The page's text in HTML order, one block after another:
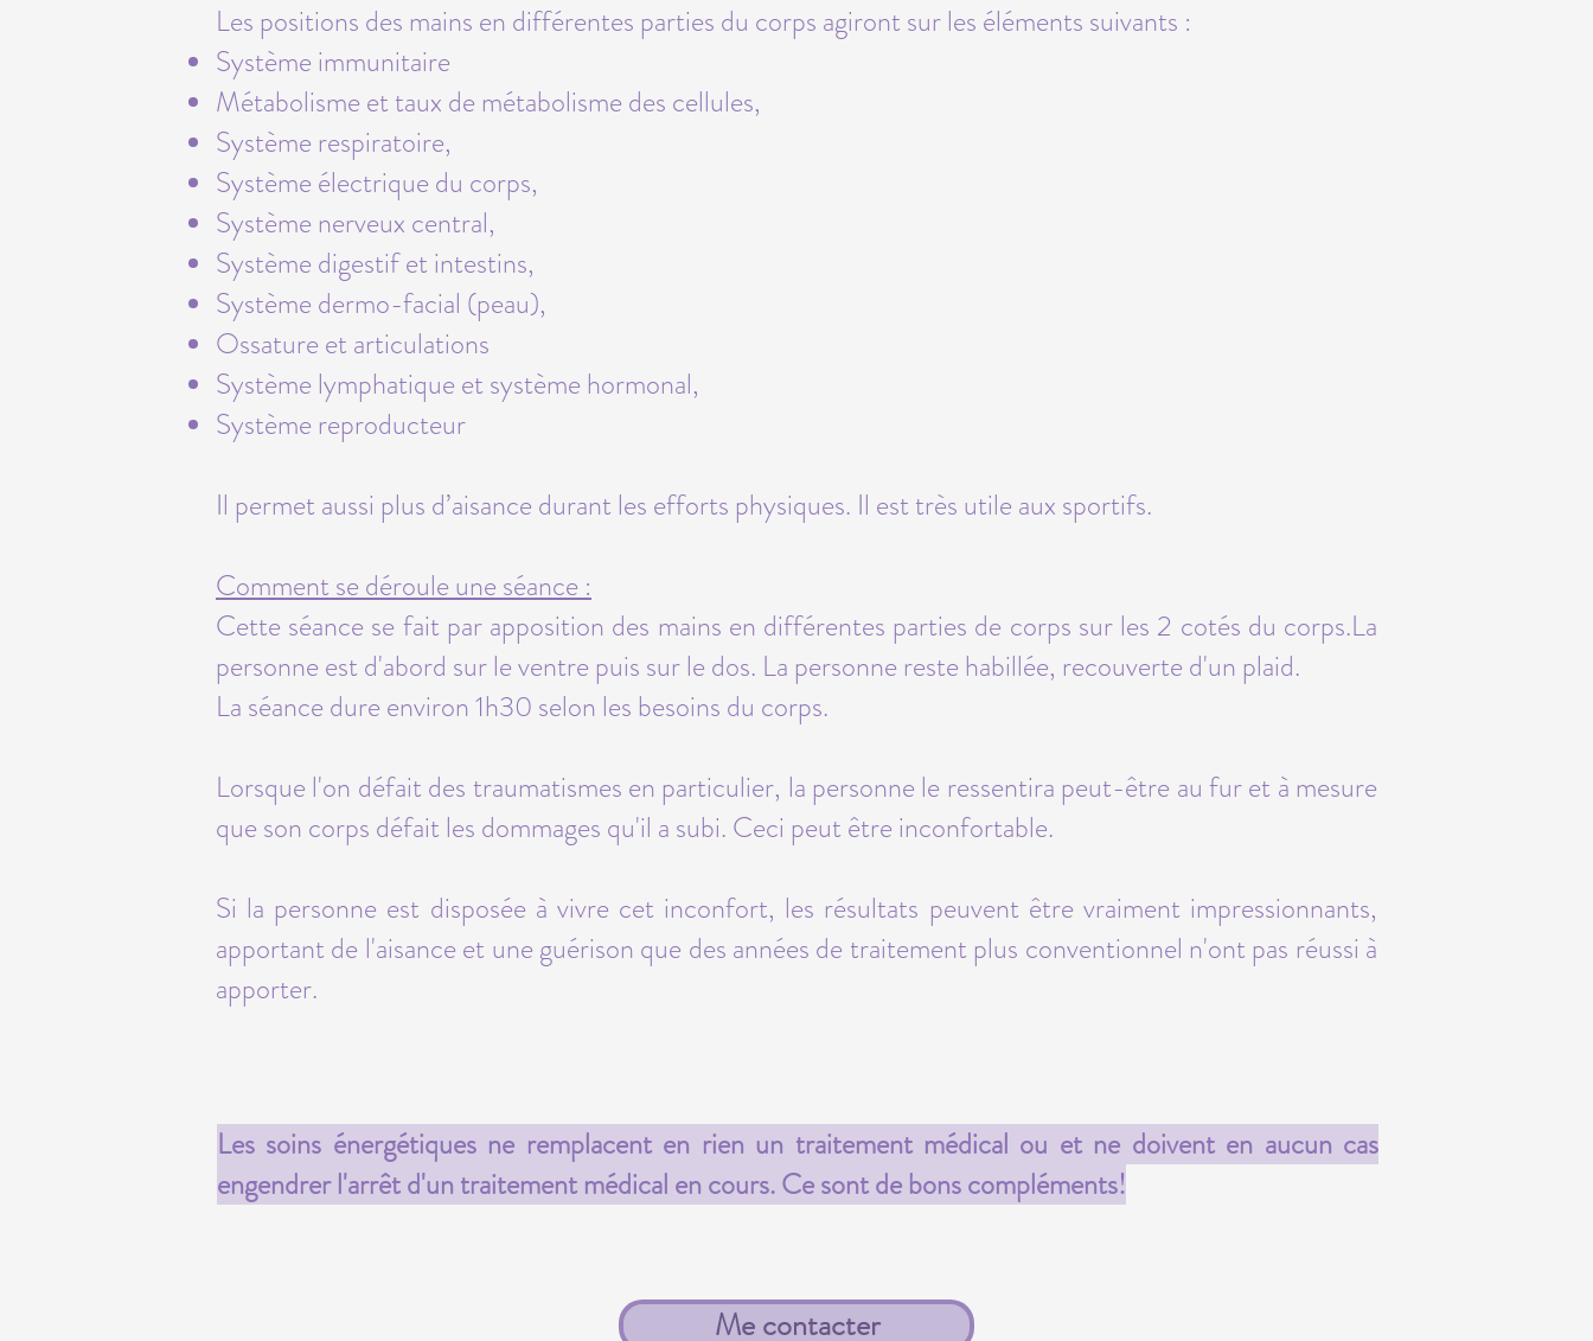
Les positions des mains en différentes parties du corps agiront sur les éléments suivants :
Système immunitaire
Métabolisme et taux de métabolisme des cellules,
Système respiratoire,
Système électrique du corps,
Système nerveux central,
Système digestif et intestins,
Système dermo-facial (peau),
Ossature et articulations
Système lymphatique et système hormonal,
Système reproducteur
Il permet aussi plus d’aisance durant les efforts physiques. Il est très utile aux sportifs.
Comment se déroule une séance :
Cette séance se fait par apposition des mains en différentes parties de corps sur les 2 cotés du corps.La
personne est d'abord sur le ventre puis sur le dos. La personne reste habillée, recouverte d'un plaid.
La séance dure environ 1h30 selon les besoins du corps.
Lorsque l'on défait des traumatismes en particulier, la personne le ressentira peut-être au fur et à mesure
que son corps défait les dommages qu'il a subi. Ceci peut être inconfortable.
Si la personne est disposée à vivre cet inconfort, les résultats peuvent être vraiment impressionnants,
apportant de l'aisance et une guérison que des années de traitement plus conventionnel n'ont pas réussi à
apporter.
Les soins énergétiques ne remplacent en rien un traitement médical ou et ne doivent en aucun cas
engendrer l'arrêt d'un traitement médical en cours. Ce sont de bons compléments!
Me contacter